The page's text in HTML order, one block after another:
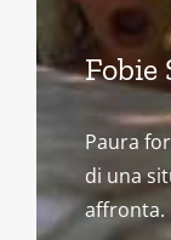
Fobie
Paura
di una
affronta.